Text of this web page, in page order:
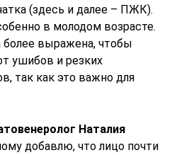
(здесь и далее – ПЖК).
в молодом возрасте.
более выражена, чтобы
ушибов и резких
так как это важно для
Наталия
добавлю, что лицо почти